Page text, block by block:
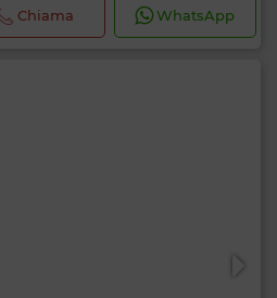
Chiama WhatsApp